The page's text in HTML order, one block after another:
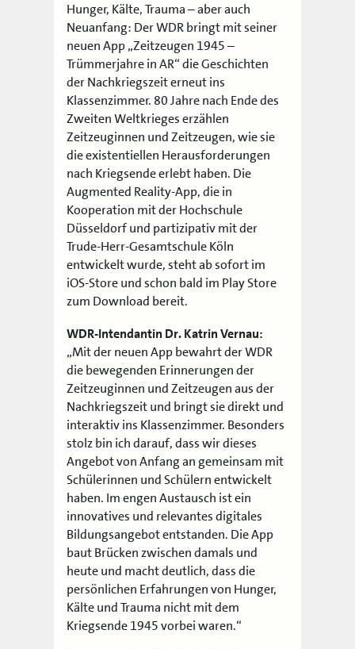
Hunger, Kälte, Trauma – aber auch
Neuanfang: Der WDR bringt mit seiner
neuen App „Zeitzeugen 1945 –
Trümmerjahre in AR“ die Geschichten
der Nachkriegszeit erneut ins
Klassenzimmer. 80 Jahre nach Ende des
Zweiten Weltkrieges erzählen
Zeitzeuginnen und Zeitzeugen, wie sie
die existentiellen Herausforderungen
nach Kriegsende erlebt haben. Die
Augmented Reality-App, die in
Kooperation mit der Hochschule
Düsseldorf und partizipativ mit der
Trude-Herr-Gesamtschule Köln
entwickelt wurde, steht ab sofort im
iOS-Store und schon bald im Play Store
zum Download bereit.
WDR-Intendantin Dr. Katrin Vernau:
„Mit der neuen App bewahrt der WDR
die bewegenden Erinnerungen der
Zeitzeuginnen und Zeitzeugen aus der
Nachkriegszeit und bringt sie direkt und
interaktiv ins Klassenzimmer. Besonders
stolz bin ich darauf, dass wir dieses
Angebot von Anfang an gemeinsam mit
Schülerinnen und Schülern entwickelt
haben. Im engen Austausch ist ein
innovatives und relevantes digitales
Bildungsangebot entstanden. Die App
baut Brücken zwischen damals und
heute und macht deutlich, dass die
persönlichen Erfahrungen von Hunger,
Kälte und Trauma nicht mit dem
Kriegsende 1945 vorbei waren.“